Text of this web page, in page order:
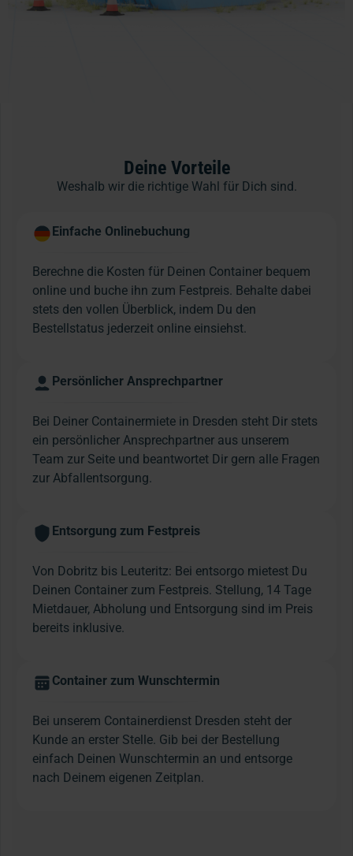
Deine Vorteile
Weshalb wir die richtige Wahl für Dich sind.
Einfache Onlinebuchung
Berechne die Kosten für Deinen Container bequem
online und buche ihn zum Festpreis. Behalte dabei
stets den vollen Überblick, indem Du den
Bestellstatus jederzeit online einsiehst.
Persönlicher Ansprechpartner
Bei Deiner Containermiete in Dresden steht Dir stets
ein persönlicher Ansprechpartner aus unserem
Team zur Seite und beantwortet Dir gern alle Fragen
zur Abfallentsorgung.
Entsorgung zum Festpreis
Von Dobritz bis Leuteritz: Bei entsorgo mietest Du
Deinen Container zum Festpreis. Stellung, 14 Tage
Mietdauer, Abholung und Entsorgung sind im Preis
bereits inklusive.
Container zum Wunschtermin
Bei unserem Containerdienst Dresden steht der
Kunde an erster Stelle. Gib bei der Bestellung
einfach Deinen Wunschtermin an und entsorge
nach Deinem eigenen Zeitplan.